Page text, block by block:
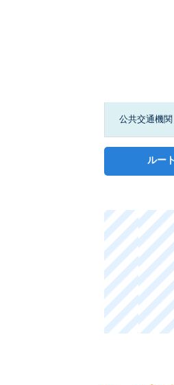
公共交通機関
ルー